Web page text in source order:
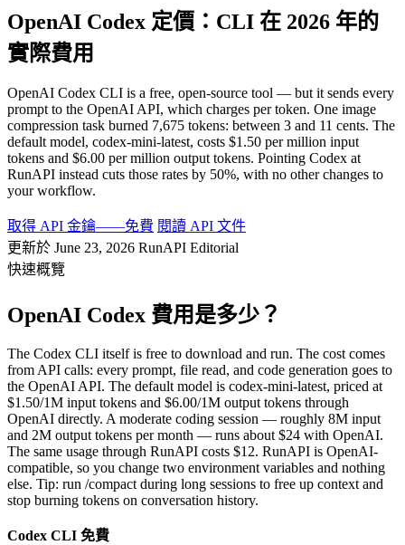
OpenAI Codex 定價：CLI 在 2026 年的
實際費用
OpenAI Codex CLI is a free, open-source tool — but it sends every
prompt to the OpenAI API, which charges per token. One image
compression task burned 7,675 tokens: between 3 and 11 cents. The
default model, codex-mini-latest, costs $1.50 per million input
tokens and $6.00 per million output tokens. Pointing Codex at
RunAPI instead cuts those rates by 50%, with no other changes to
your workflow.
取得 API 金鑰——免費 閱讀 API 文件
更新於 June 23, 2026 RunAPI Editorial
快速概覽
OpenAI Codex 費用是多少？
The Codex CLI itself is free to download and run. The cost comes
from API calls: every prompt, file read, and code generation goes to
the OpenAI API. The default model is codex-mini-latest, priced at
$1.50/1M input tokens and $6.00/1M output tokens through
OpenAI directly. A moderate coding session — roughly 8M input
and 2M output tokens per month — runs about $24 with OpenAI.
The same usage through RunAPI costs $12. RunAPI is OpenAI-
compatible, so you change two environment variables and nothing
else. Tip: run /compact during long sessions to free up context and
stop burning tokens on conversation history.
Codex CLI 免費